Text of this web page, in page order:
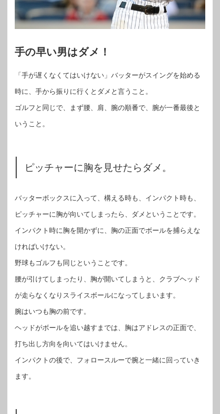
手の早い男はダメ！
「手が遅くなくてはいけない」バッターがスイングを始める
時に、手から振りに行くとダメと言うこと。
ゴルフと同じで、まず腰、肩、腕の順番で、腕が一番最後と
いうこと。
ピッチャーに胸を見せたらダメ。
バッターボックスに入って、構える時も、インパクト時も、
ピッチャーに胸が向いてしまったら、ダメということです。
インパクト時に胸を開かずに、胸の正面でボールを捕らえな
ければいけない。
野球もゴルフも同じということです。
腰が引けてしまったり、胸が開いてしまうと、クラブヘッド
が走らなくなりスライスボールになってしまいます。
腕はいつも胸の前です。
ヘッドがボールを追い越すまでは、胸はアドレスの正面で、
打ち出し方向を向いてはいけません。
インパクトの後で、フォロースルーで腕と一緒に回っていき
ます。